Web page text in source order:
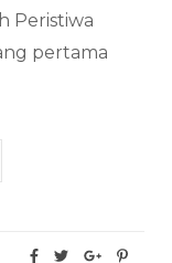
Peristiwa
pertama